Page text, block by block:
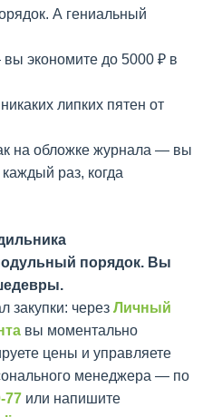
А гениальный
экономите до 5000 ₽ в
липких пятен от
на обложке журнала — вы
раз, когда
порядок. Вы
закупки: через Личный
вы моментально
цены и управляете
менеджера — по
77 или напишите